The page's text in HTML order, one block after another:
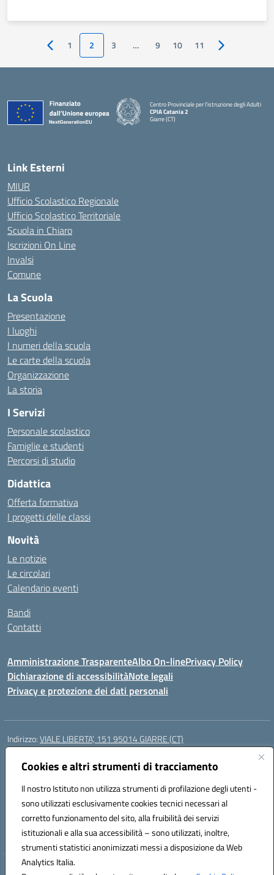
Cookies e altri strumenti di tracciamento
Il nostro Istituto non utilizza strumenti di profilazione degli utenti -
sono utilizzati esclusivamente cookies tecnici necessari al
corretto funzionamento del sito, alla fruibilità dei servizi
istituzionali e alla sua accessibilità – sono utilizzati, inoltre,
strumenti statistici anonimizzati messi a disposizione da Web
Analytics Italia.
Pagina precedente
1 2 3 … 9 10 11 Pagina
Centro Provinciale per l'istruzione degli Adulti
CPIA Catania 2
Giarre (CT)
Link Esterni
MIUR
Ufficio Scolastico Regionale
Ufficio Scolastico Territoriale
Scuola in Chiaro
Iscrizioni On Line
Invalsi
Comune
La Scuola
Presentazione
I luoghi
I numeri della scuola
Le carte della scuola
Organizzazione
La storia
I Servizi
Personale scolastico
Famiglie e studenti
Percorsi di studio
Didattica
Offerta formativa
I progetti delle classi
Novità
Le notizie
Le circolari
Calendario eventi
Bandi
Contatti
Amministrazione TrasparenteAlbo On-linePrivacy Policy
Dichiarazione di accessibilitàNote legali
Privacy e protezione dei dati personali
Indirizzo:VIALE LIBERTA’, 151 95014 GIARRE (CT)
Centralino:
Posta elettronica certificata (PEC):ctmm151004@pec.istruzione.it
Codice fiscale: 92032760875
Codice meccanografico:CTMM151004
Codice Indice delle Pubbliche Amministrazioni (IPA): cpiacd
Codice unico di fatturazione (CUF): UF783Q
Hosting & Powered by 3D Solution S.r.l.